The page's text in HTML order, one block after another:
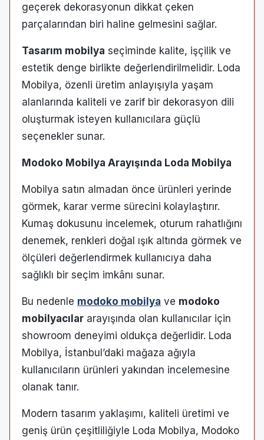
geçerek dekorasyonun dikkat çeken
parçalarından biri haline gelmesini sağlar.
Tasarım mobilya seçiminde kalite, işçilik ve
estetik denge birlikte değerlendirilmelidir. Loda
Mobilya, özenli üretim anlayışıyla yaşam
alanlarında kaliteli ve zarif bir dekorasyon dili
oluşturmak isteyen kullanıcılara güçlü
seçenekler sunar.
Modoko Mobilya Arayışında Loda Mobilya
Mobilya satın almadan önce ürünleri yerinde
görmek, karar verme sürecini kolaylaştırır.
Kumaş dokusunu incelemek, oturum rahatlığını
denemek, renkleri doğal ışık altında görmek ve
ölçüleri değerlendirmek kullanıcıya daha
sağlıklı bir seçim imkânı sunar.
Bu nedenle modoko mobilya ve modoko
mobilyacılar arayışında olan kullanıcılar için
showroom deneyimi oldukça değerlidir. Loda
Mobilya, İstanbul’daki mağaza ağıyla
kullanıcıların ürünleri yakından incelemesine
olanak tanır.
Modern tasarım yaklaşımı, kaliteli üretimi ve
geniş ürün çeşitliliğiyle Loda Mobilya, Modoko